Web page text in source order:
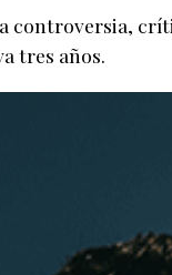
controversia,
tres años.